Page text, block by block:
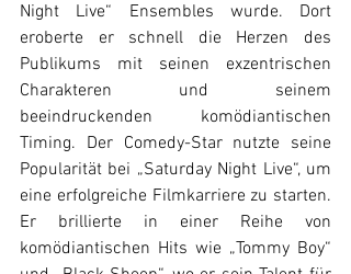
Night Live“ Ensembles wurde. Dort
eroberte er schnell die Herzen des
Publikums mit seinen exzentrischen
Charakteren und seinem
beeindruckenden komödiantischen
Timing. Der Comedy-Star nutzte seine
Popularität bei „Saturday Night Live“, um
eine erfolgreiche Filmkarriere zu starten.
Er brillierte in einer Reihe von
komödiantischen Hits wie „Tommy Boy“